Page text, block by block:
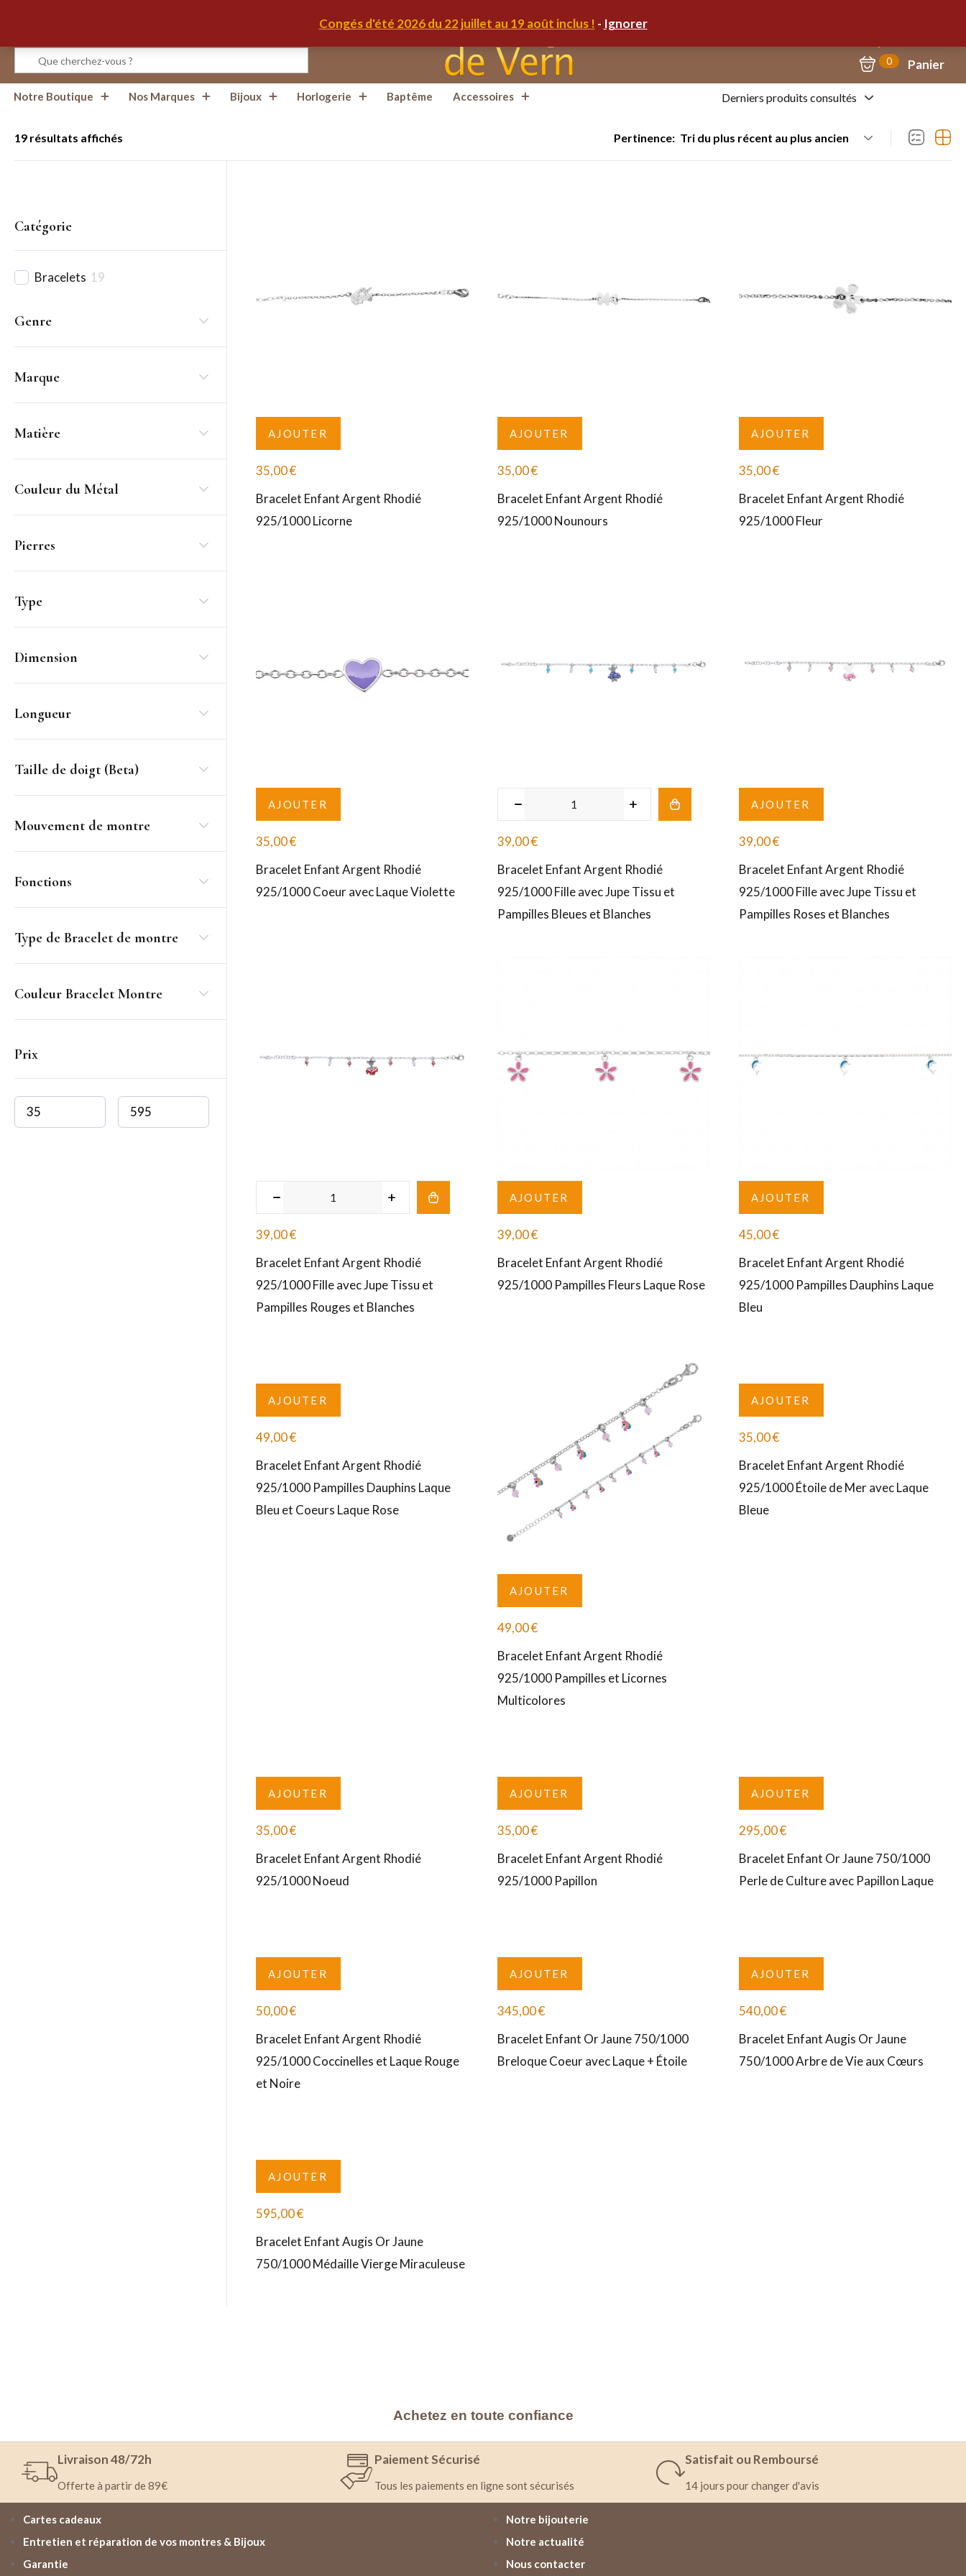
Congés d'été 2026 du 22 juillet au 19 août inclus ! - Ignorer
0 Panier
Notre Boutique Nos Marques Bijoux Horlogerie Baptême Accessoires Derniers produits consultés
19 résultats affichés Pertinence: Tri du plus récent au plus ancien
Catégorie
Bracelets 19
Genre
Marque
Matière
Couleur du Métal
Pierres
Type
Dimension
Longueur
Taille de doigt (Beta)
Mouvement de montre
Fonctions
Type de Bracelet de montre
Couleur Bracelet Montre
Prix
AJOUTER
35,00€
Bracelet Enfant Argent Rhodié
925/1000 Licorne
AJOUTER
35,00€
Bracelet Enfant Argent Rhodié
925/1000 Nounours
AJOUTER
35,00€
Bracelet Enfant Argent Rhodié
925/1000 Fleur
AJOUTER
35,00€
Bracelet Enfant Argent Rhodié
925/1000 Coeur avec Laque Violette
39,00€
Bracelet Enfant Argent Rhodié
925/1000 Fille avec Jupe Tissu et
Pampilles Bleues et Blanches
AJOUTER
39,00€
Bracelet Enfant Argent Rhodié
925/1000 Fille avec Jupe Tissu et
Pampilles Roses et Blanches
39,00€
Bracelet Enfant Argent Rhodié
925/1000 Fille avec Jupe Tissu et
Pampilles Rouges et Blanches
AJOUTER
39,00€
Bracelet Enfant Argent Rhodié
925/1000 Pampilles Fleurs Laque Rose
AJOUTER
45,00€
Bracelet Enfant Argent Rhodié
925/1000 Pampilles Dauphins Laque
Bleu
AJOUTER
49,00€
Bracelet Enfant Argent Rhodié
925/1000 Pampilles Dauphins Laque
Bleu et Coeurs Laque Rose
AJOUTER
49,00€
Bracelet Enfant Argent Rhodié
925/1000 Pampilles et Licornes
Multicolores
AJOUTER
35,00€
Bracelet Enfant Argent Rhodié
925/1000 Étoile de Mer avec Laque
Bleue
AJOUTER
35,00€
Bracelet Enfant Argent Rhodié
925/1000 Noeud
AJOUTER
35,00€
Bracelet Enfant Argent Rhodié
925/1000 Papillon
AJOUTER
295,00€
Bracelet Enfant Or Jaune 750/1000
Perle de Culture avec Papillon Laque
AJOUTER
50,00€
Bracelet Enfant Argent Rhodié
925/1000 Coccinelles et Laque Rouge
et Noire
AJOUTER
345,00€
Bracelet Enfant Or Jaune 750/1000
Breloque Coeur avec Laque + Étoile
AJOUTER
540,00€
Bracelet Enfant Augis Or Jaune
750/1000 Arbre de Vie aux Cœurs
AJOUTER
595,00€
Bracelet Enfant Augis Or Jaune
750/1000 Médaille Vierge Miraculeuse
Achetez en toute confiance
Livraison 48/72h
Offerte à partir de 89€
Paiement Sécurisé
Tous les paiements en ligne sont sécurisés
Satisfait ou Remboursé
14 jours pour changer d'avis
Cartes cadeaux
Entretien et réparation de vos montres & Bijoux
Garantie
Notre bijouterie
Notre actualité
Nous contacter